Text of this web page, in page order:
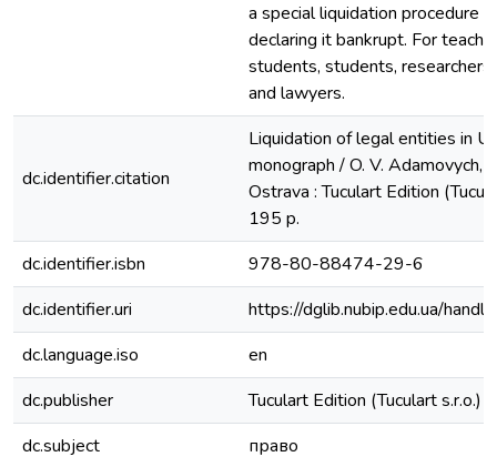
a special liquidation procedure
declaring it bankrupt. For
students, students,
and lawyers.
dc.identifier.citation
Liquidation of legal entities in
monograph / O. V. Adamovych,
Ostrava : Tuculart Edition
195 p.
dc.identifier.isbn
978-80-88474-29-6
dc.identifier.uri
https://dglib.nubip.edu.ua/
dc.language.iso
en
dc.publisher
Tuculart Edition (Tuculart s.r.o.)
dc.subject
право